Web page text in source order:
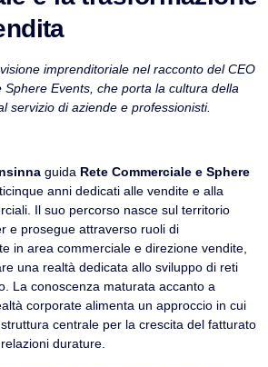
imprenditoriale nel racconto del CEO
Events, che porta la cultura della
servizio di aziende e professionisti.
guida Rete Commerciale e Sphere
anni dedicati alle vendite e alla
Il suo percorso nasce sul territorio
e prosegue attraverso ruoli di
in area commerciale e direzione vendite,
una realtà dedicata allo sviluppo di reti
La conoscenza maturata accanto a
corporate alimenta un approccio in cui
centrale per la crescita del fatturato
durature.